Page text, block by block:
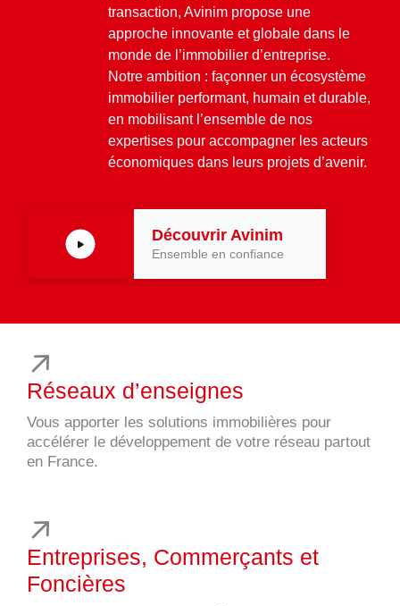
Groupe Avinim
03 29 22 30 00
Lundi au vendredi ( 8h00 – 17h00 )
Avinim Construction
Lundi au vendredi ( 8h00 – 17h00 )
transaction, Avinim propose une
approche innovante et globale dans le
monde de l’immobilier d’entreprise.
Notre ambition : façonner un écosystème
immobilier performant, humain et durable,
en mobilisant l’ensemble de nos
expertises pour accompagner les acteurs
économiques dans leurs projets d’avenir.
Découvrir Avinim
Ensemble en confiance
Réseaux d’enseignes
Vous apporter les solutions immobilières pour
accélérer le développement de votre réseau partout
en France.
Entreprises, Commerçants et
Foncières